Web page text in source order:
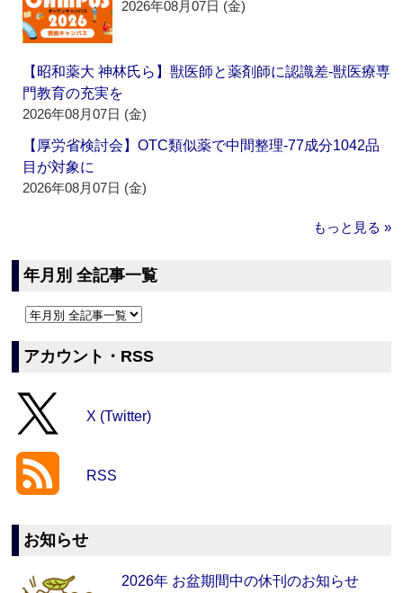
2026年08月07日 (金)
【昭和薬大 神林氏ら】獣医師と薬剤師に認識差‐獣医療専
門教育の充実を
2026年08月07日 (金)
【厚労省検討会】OTC類似薬で中間整理‐77成分1042品
目が対象に
2026年08月07日 (金)
もっと見る »
年月別 全記事一覧
アカウント・RSS
X (Twitter)
RSS
お知らせ
2026年 お盆期間中の休刊のお知らせ